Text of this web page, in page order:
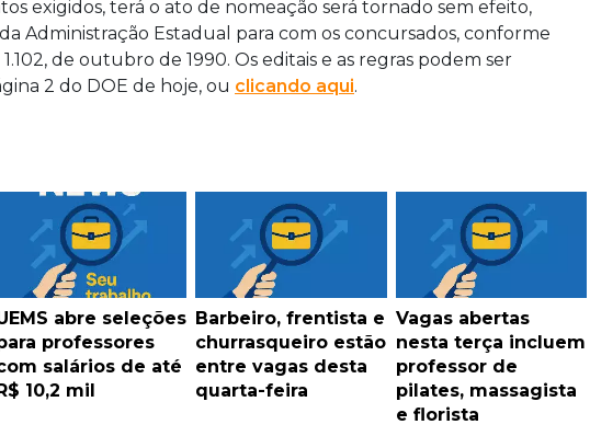
exigidos, terá o ato de nomeação será tornado sem efeito,
Administração Estadual para com os concursados, conforme
de outubro de 1990. Os editais e as regras podem ser
2 do DOE de hoje, ou clicando aqui.
abre seleções
professores
salários de até
10,2 mil
Barbeiro, frentista e
churrasqueiro estão
entre vagas desta
quarta-feira
Vagas abertas
nesta terça incluem
professor de
pilates, massagista
e florista